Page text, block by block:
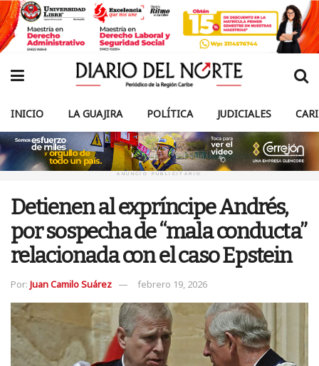
INICIO LA GUAJIRA POLÍTICA JUDICIALES
ANUNCIO PUBLICITARIO
Detienen al expríncipe Andrés,
por sospecha de “mala conducta”
relacionada con el caso Epstein
Por: Juan Camilo Suárez febrero 19, 2026